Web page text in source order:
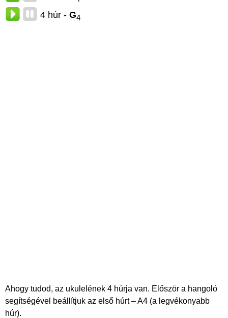
4 húr - G4
Ahogy tudod, az ukulelének 4 húrja van. Először a hangoló
segítségével beállítjuk az első húrt – A4 (a legvékonyabb
húr).